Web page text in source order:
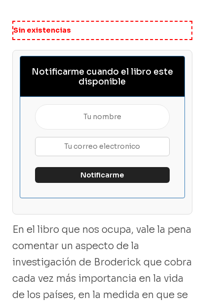
Sin existencias
Notificarme cuando el libro este
disponible
En el libro que nos ocupa, vale la pena
comentar un aspecto de la
investigación de Broderick que cobra
cada vez más importancia en la vida
de los países, en la medida en que se